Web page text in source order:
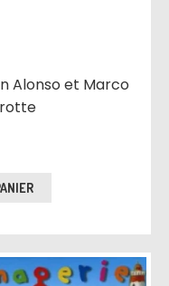
Alonso et Marco